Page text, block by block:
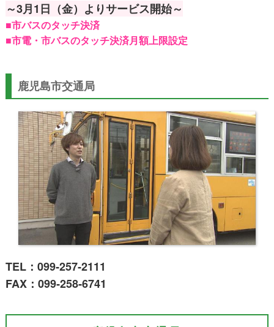
～3月1日（金）よりサービス開始～
■市バスのタッチ決済
■市電・市バスのタッチ決済月額上限設定
鹿児島市交通局
TEL：099‐257‐2111
FAX：099‐258‐6741